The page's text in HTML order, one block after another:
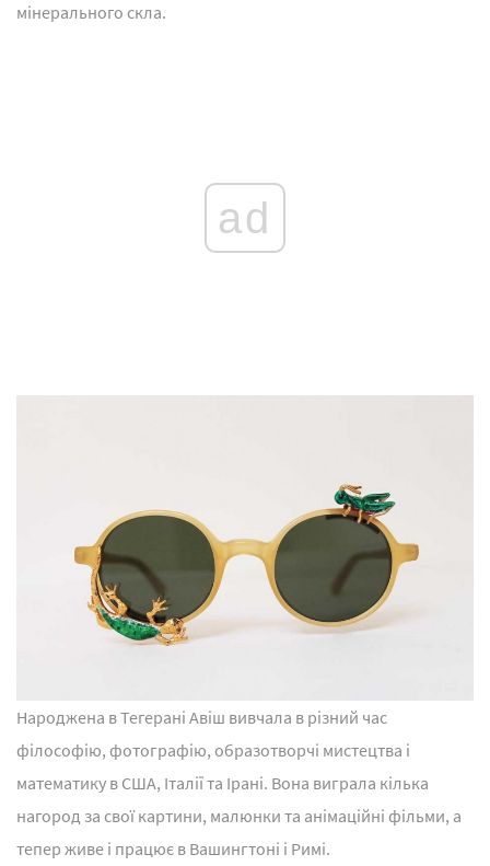
мінерального скла.
ad
Народжена в Тегерані Авіш вивчала в різний час
філософію, фотографію, образотворчі мистецтва і
математику в США, Італії та Ірані. Вона виграла кілька
нагород за свої картини, малюнки та анімаційні фільми, а
тепер живе і працює в Вашингтоні і Римі.